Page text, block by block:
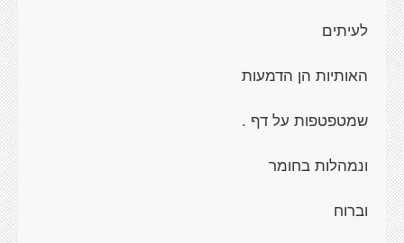
לעיתים
האותיות הן הדמעות
שמטפטפות על דף .
ונמהלות בחומר
וברוח